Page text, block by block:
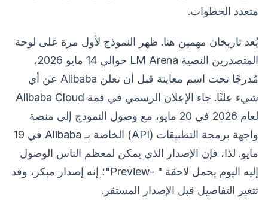
متعدد الخطوات.
يُعد تاريخان مهمين هنا. ظهر النموذج لأول مرة على لوحة
المتصدرين النصية LM Arena حوالي 14 مايو 2026،
مُدرجًا تحت اسم معاينة قبل أن تعلن Alibaba عن أي
شيء علنًا. جاء الإعلان الرسمي في قمة Alibaba Cloud
لعام 2026 في 20 مايو، مع وصول النموذج إلى منصة
واجهة برمجة التطبيقات (API) الخاصة بـ Alibaba في 19
مايو. لذا، فإن الإصدار الذي يمكن لمعظم الناس الوصول
إليه اليوم يحمل لاحقة " -Preview"؛ إنه إصدار مبكر، وقد
تتغير التفاصيل قبل الإصدار المستقر.